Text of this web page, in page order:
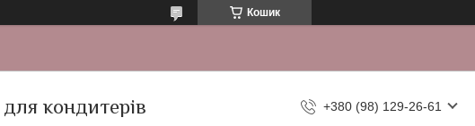
Кошик
кондитерів +380 (98) 129-26-61